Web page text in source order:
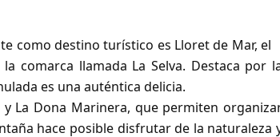
como destino turístico es Lloret de Mar, el
comarca llamada La Selva. Destaca por
es una auténtica delicia.
La Dona Marinera, que permiten
hace posible disfrutar de la naturaleza